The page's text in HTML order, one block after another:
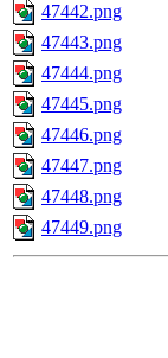
47442.png
47443.png
47444.png
47445.png
47446.png
47447.png
47448.png
47449.png